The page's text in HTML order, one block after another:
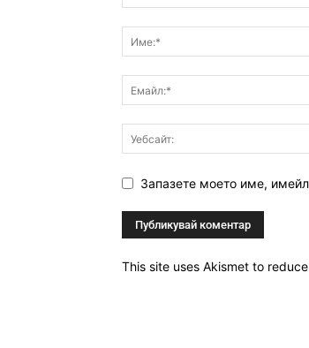
Запазете моето име,
This site uses Akismet to